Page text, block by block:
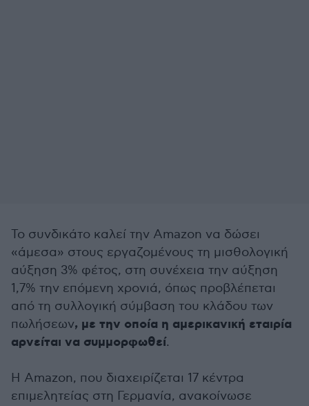
Το συνδικάτο καλεί την Amazon να δώσει
«άμεσα» στους εργαζομένους τη μισθολογική
αύξηση 3% φέτος, στη συνέχεια την αύξηση
1,7% την επόμενη χρονιά, όπως προβλέπεται
από τη συλλογική σύμβαση του κλάδου των
πωλήσεων, με την οποία η αμερικανική εταιρία
αρνείται να συμμορφωθεί.
Η Amazon, που διαχειρίζεται 17 κέντρα
επιμελητείας στη Γερμανία, ανακοίνωσε